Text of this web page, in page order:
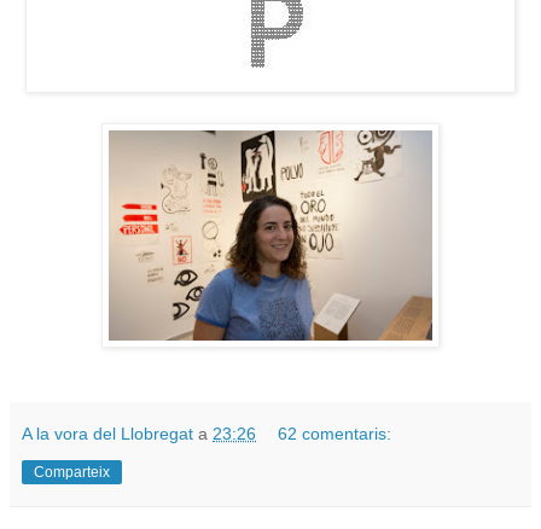
A la vora del Llobregat a 23:26 62 comentaris:
Comparteix